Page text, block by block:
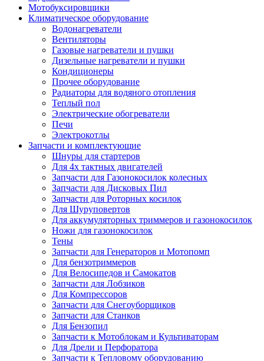
Мотобуксировщики
Климатическое оборудование
Водонагреватели
Вентиляторы
Газовые нагреватели и пушки
Дизельные нагреватели и пушки
Кондиционеры
Прочее оборудование
Радиаторы для водяного отопления
Теплый пол
Электрические обогреватели
Печи
Электрокотлы
Запчасти и комплектующие
Шнуры для стартеров
Для 4х тактных двигателей
Запчасти для Газонокосилок колесных
Запчасти для Дисковых Пил
Запчасти для Роторных косилок
Для Шуруповертов
Для аккумуляторных триммеров и газонокосилок
Ножи для газонокосилок
Тены
Запчасти для Генераторов и Мотопомп
Для бензотриммеров
Для Велосипедов и Самокатов
Запчасти для Лобзиков
Для Компрессоров
Запчасти для Снегоуборщиков
Запчасти для Станков
Для Бензопил
Запчасти к Мотоблокам и Культиваторам
Для Дрели и Перфоратора
Запчасти к Тепловому оборудованию